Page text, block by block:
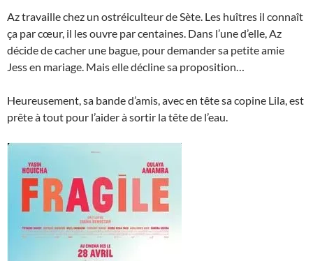
Az travaille chez un ostréiculteur de Sète. Les huîtres il connaît
ça par cœur, il les ouvre par centaines. Dans l’une d’elle, Az
décide de cacher une bague, pour demander sa petite amie
Jess en mariage. Mais elle décline sa proposition…
Heureusement, sa bande d’amis, avec en tête sa copine Lila, est
prête à tout pour l’aider à sortir la tête de l’eau.